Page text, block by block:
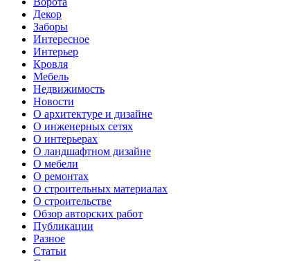
Декор
Заборы
Интересное
Интерьер
Кровля
Мебель
Недвижимость
Новости
О архитектуре и дизайне
О инженерных сетях
О интерьерах
О ландшафтном дизайне
О мебели
О ремонтах
О строительных материалах
О строительстве
Обзор авторских работ
Публикации
Разное
Статьи